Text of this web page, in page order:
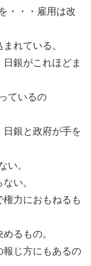
・・・雇用は改
れている。
銀がこれほどま
ているの
日銀と政府が手を
い。
い。
力におもねるも
るもの。
報じ方にもあるの